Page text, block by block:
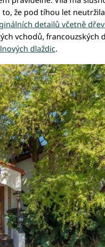
že pod tíhou let
detailů včetně
vchodů, francouzských
dlaždic.